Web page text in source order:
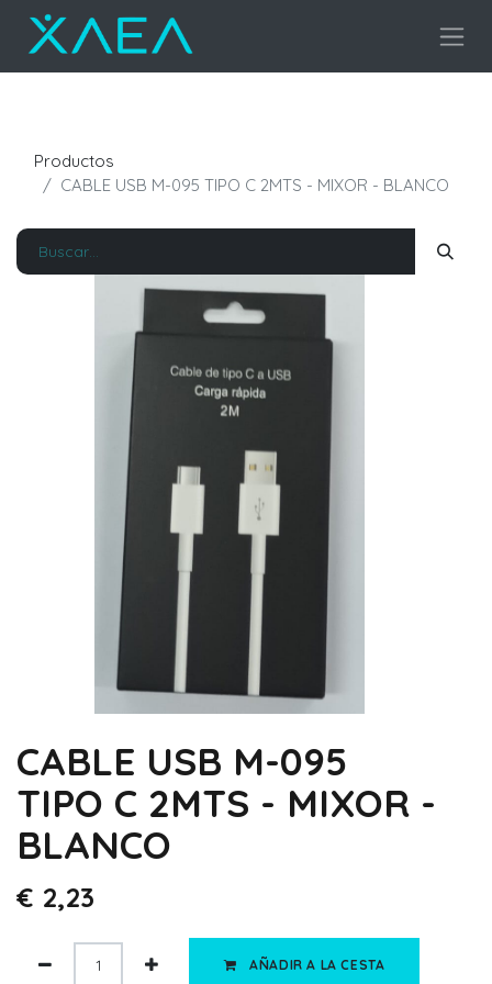
Productos
CABLE USB M-095 TIPO C 2MTS - MIXOR - BLANCO
CABLE USB M-095
TIPO C 2MTS - MIXOR -
BLANCO
€ 2,23
AÑADIR A LA CESTA